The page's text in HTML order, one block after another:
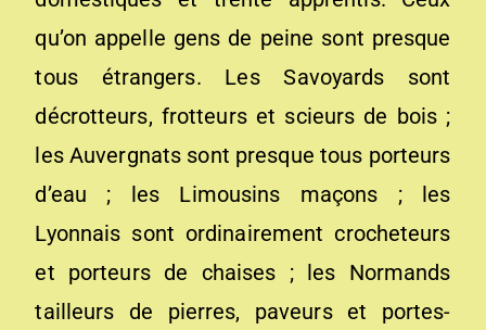
qu’on appelle gens de peine sont presque
tous étrangers. Les Savoyards sont
décrotteurs, frotteurs et scieurs de bois ;
les Auvergnats sont presque tous porteurs
d’eau ; les Limousins maçons ; les
Lyonnais sont ordinairement crocheteurs
et porteurs de chaises ; les Normands
tailleurs de pierres, paveurs et portes-